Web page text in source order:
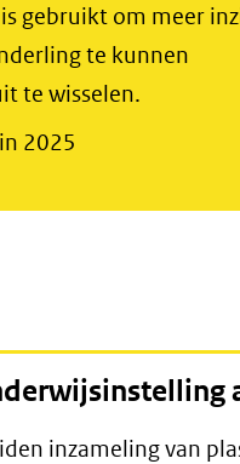
gebruikt om meer
te kunnen
te wisselen.
2025
inzameling van